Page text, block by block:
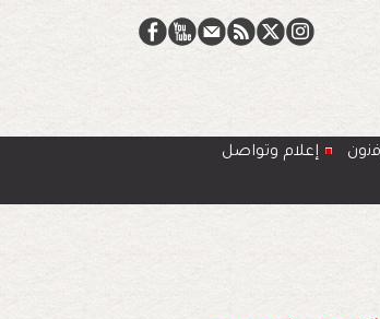
إعلام وتواصل